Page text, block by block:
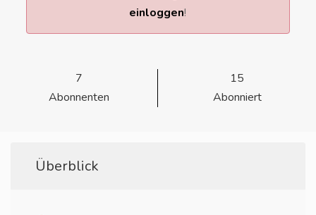
einloggen!
7
Abonnenten
15
Abonniert
Überblick